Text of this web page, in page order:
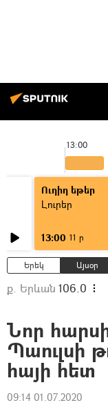
13:00
Ուղիղ եթեր
Լուրեր
13:00 11 ր
Երեկ Այսօր
ք. Երևան 106.0
Նոր
Պաուլսի
հայի հետ
09:14 01.07.2020